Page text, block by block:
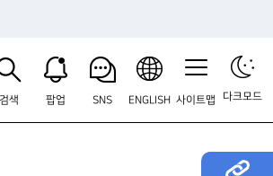
검색 팝업 SNS ENGLISH 사이트맵 다크모드